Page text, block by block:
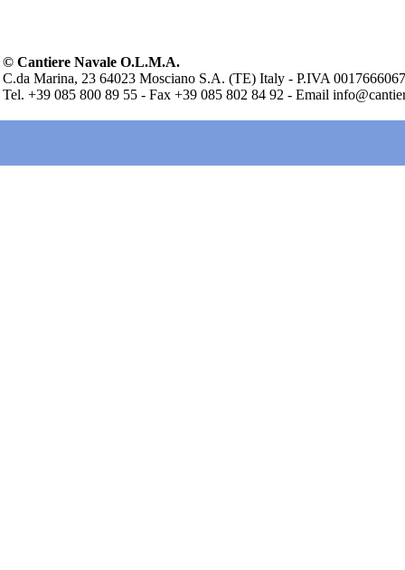
© Cantiere Navale O.L.M.A.
C.da Marina, 23 64023 Mosciano S.A. (TE) Italy - P.IVA
Tel. +39 085 800 89 55 - Fax +39 085 802 84 92 - Email